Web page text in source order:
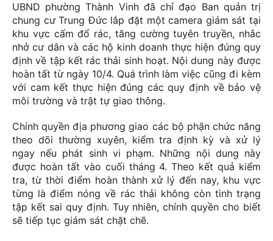
UBND phường Thành Vinh đã chỉ đạo Ban quản trị
chung cư Trung Đức lắp đặt một camera giám sát tại
khu vực cấm đổ rác, tăng cường tuyên truyền, nhắc
nhở cư dân và các hộ kinh doanh thực hiện đúng quy
định về tập kết rác thải sinh hoạt. Nội dung này được
hoàn tất từ ngày 10/4. Quá trình làm việc cũng đi kèm
với cam kết thực hiện đúng các quy định về bảo vệ
môi trường và trật tự giao thông.
Chính quyền địa phương giao các bộ phận chức năng
theo dõi thường xuyên, kiểm tra định kỳ và xử lý
ngay nếu phát sinh vi phạm. Những nội dung này
được hoàn tất vào cuối tháng 4. Theo kết quả kiểm
tra, từ thời điểm hoàn thành xử lý đến nay, khu vực
từng là điểm nóng về rác thải không còn tình trạng
tập kết sai quy định. Tuy nhiên, chính quyền cho biết
sẽ tiếp tục giám sát chặt chẽ.